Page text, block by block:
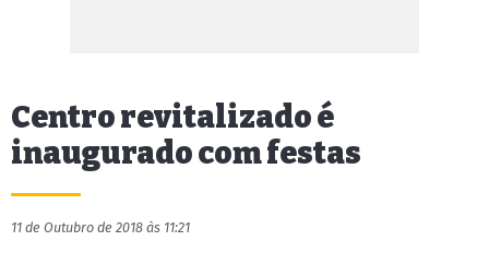
Centro revitalizado é
inaugurado com festas
11 de Outubro de 2018 às 11:21